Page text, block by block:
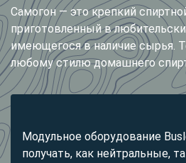
Самогон — это крепкий
приготовленный в
имеющегося в наличие сырья.
любому стилю домашнего
Модульное оборудование
получать, как нейтральные,